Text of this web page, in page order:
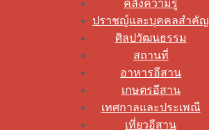
คลังความรู้
ปราชญ์และบุคคลสำคัญ
ศิลปวัฒนธรรม
สถานที่
อาหารอีสาน
เกษตรอีสาน
เทศกาลและประเพณี
เที่ยวอีสาน